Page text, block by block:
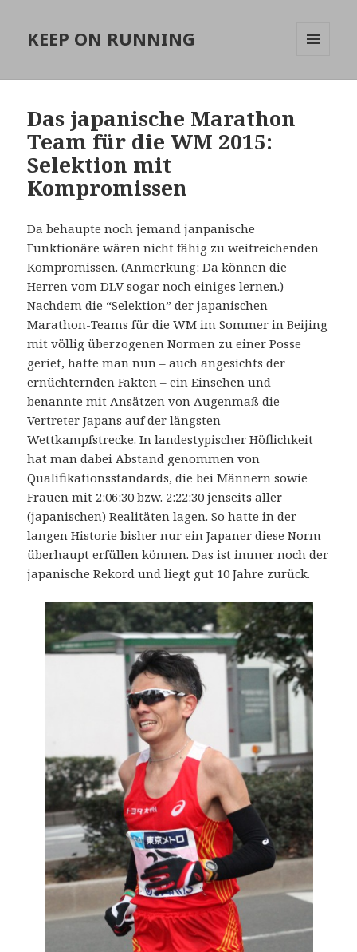
KEEP ON RUNNING
Das japanische Marathon
Team für die WM 2015:
Selektion mit
Kompromissen
Da behaupte noch jemand janpanische
Funktionäre wären nicht fähig zu weitreichenden
Kompromissen. (Anmerkung: Da können die
Herren vom DLV sogar noch einiges lernen.)
Nachdem die “Selektion” der japanischen
Marathon-Teams für die WM im Sommer in Beijing
mit völlig überzogenen Normen zu einer Posse
geriet, hatte man nun – auch angesichts der
ernüchternden Fakten – ein Einsehen und
benannte mit Ansätzen von Augenmaß die
Vertreter Japans auf der längsten
Wettkampfstrecke. In landestypischer Höflichkeit
hat man dabei Abstand genommen von
Qualifikationsstandards, die bei Männern sowie
Frauen mit 2:06:30 bzw. 2:22:30 jenseits aller
(japanischen) Realitäten lagen. So hatte in der
langen Historie bisher nur ein Japaner diese Norm
überhaupt erfüllen können. Das ist immer noch der
japanische Rekord und liegt gut 10 Jahre zurück.